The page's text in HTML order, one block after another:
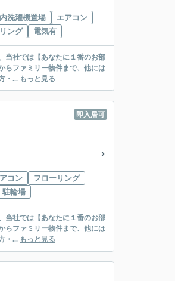
洗濯機置場
エアコン
ング 電気有
方・... もっと見る
即入居可
コン
フローリング
駐輪場
方・... もっと見る